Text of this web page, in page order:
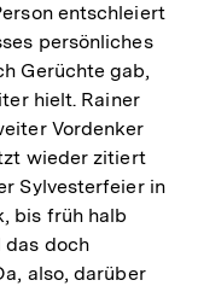
entschleiert
persönliches
Gerüchte gab,
hielt. Rainer
Vordenker
wieder zitiert
Sylvesterfeier in
bis früh halb
das doch
also, darüber